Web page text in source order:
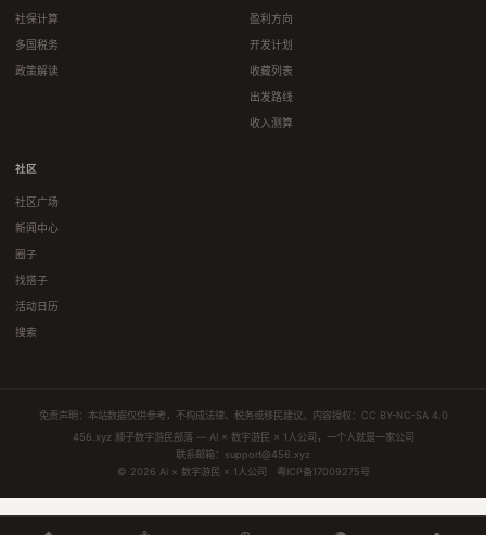
社保计算
多国税务
政策解读
盈利方向
开发计划
收藏列表
出发路线
收入测算
社区
社区广场
新闻中心
圈子
找搭子
活动日历
搜索
免责声明：本站数据仅供参考，不构成法律、税务或移民建议。内容授权： CC BY-NC-SA 4.0
456.xyz 顺子数字游民部落 — AI × 数字游民 × 1人公司，一个人就是一家公司
联系邮箱： support@456.xyz
© 2026 Ai × 数字游民 × 1人公司
粤ICP备17009275号